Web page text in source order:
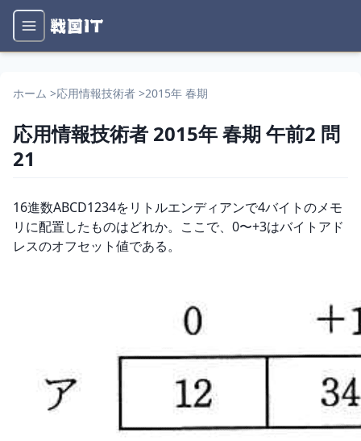
ホーム >応用情報技術者 >2015年 春期
応用情報技術者 2015年 春期午前2 問
21
問題文
16進数ABCD1234をリトルエンディアンで4バイトのメモ
リに配置したものはどれか。ここで、0〜+3はバイトアド
レスのオフセット値である。